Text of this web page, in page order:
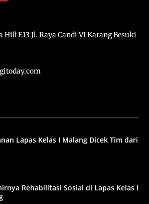
Hill E13 Jl. Raya Candi VI Karang Besuki
Lapas Kelas I Malang Dicek Tim dari
Rehabilitasi Sosial di Lapas Kelas I